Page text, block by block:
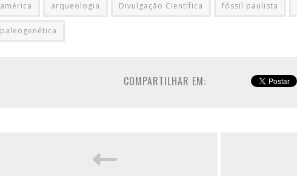
américa arqueologia Divulgação Científica fóssil paulista
paleogenética
COMPARTILHAR EM: